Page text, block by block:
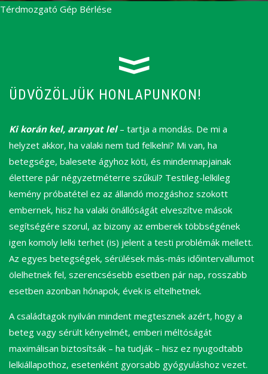
Térdmozgató Gép Bérlése
ÜDVÖZÖLJÜK HONLAPUNKON!
Ki korán kel, aranyat lel– tartja a mondás. De mi a
helyzet akkor, ha valaki nem tud felkelni? Mi van, ha
betegsége, balesete ágyhoz köti, és mindennapjainak
élettere pár négyzetméterre szűkül? Testileg-lelkileg
kemény próbatétel ez az állandó mozgáshoz szokott
embernek, hisz ha valaki önállóságát elveszítve mások
segítségére szorul, az bizony az emberek többségének
igen komoly lelki terhet (is) jelent a testi problémák mellett.
Az egyes betegségek, sérülések más-más időintervallumot
ölelhetnek fel, szerencsésebb esetben pár nap, rosszabb
esetben azonban hónapok, évek is eltelhetnek.
A családtagok nyilván mindent megtesznek azért, hogy a
beteg vagy sérült kényelmét, emberi méltóságát
maximálisan biztosítsák – ha tudják – hisz ez nyugodtabb
lelkiállapothoz, esetenként gyorsabb gyógyuláshoz vezet.